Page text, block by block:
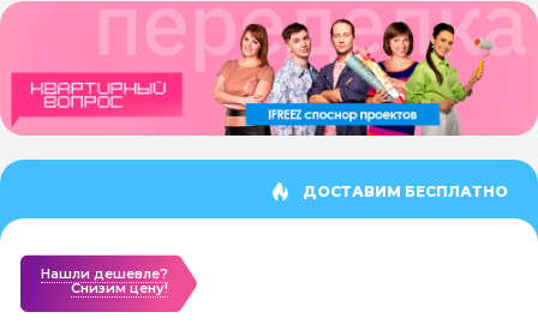
ДОСТАВИМ БЕСПЛАТНО
Нашли дешевле?
Cнизим цену!